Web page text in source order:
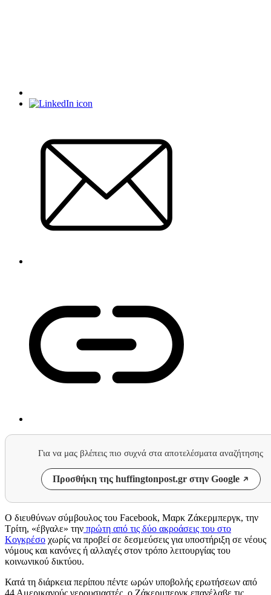
Για να μας βλέπεις πιο συχνά στα αποτελέσματα αναζήτησης
Προσθήκη της huffingtonpost.gr στην Google
Ο διευθύνων σύμβουλος του Facebook, Μαρκ Ζάκερμπεργκ, την
Τρίτη, «έβγαλε» την πρώτη από τις δύο ακροάσεις του στο
Κογκρέσο χωρίς να προβεί σε δεσμεύσεις για υποστήριξη σε νέους
νόμους και κανόνες ή αλλαγές στον τρόπο λειτουργίας του
κοινωνικού δικτύου.
Κατά τη διάρκεια περίπου πέντε ωρών υποβολής ερωτήσεων από